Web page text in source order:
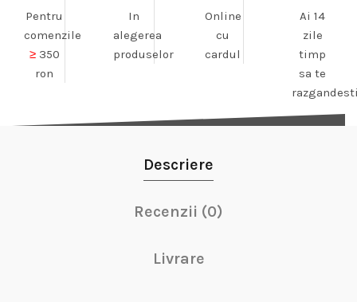
Pentru
comenzile
≥350
ron
In
alegerea
produselor
Online
cu
cardul
Ai 14
zile
timp
sa te
Descriere
Recenzii (0)
Livrare